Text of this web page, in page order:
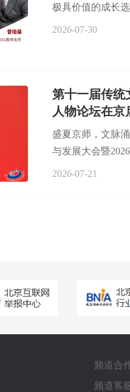
极具价值的成长
2026-07-30
第十一届传统
人物论坛在京
盛夏京师，文脉
与发展大会暨
2026-07-21
频道合
频道客